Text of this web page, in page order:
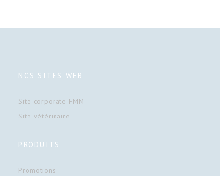
NOS SITES WEB
Site corporate FMM
Site vétérinaire
PRODUITS
Promotions